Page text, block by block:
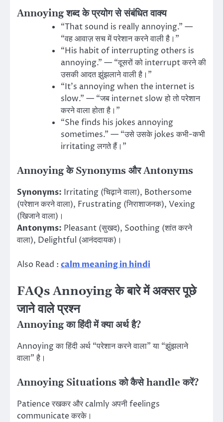
Annoying शब्द के प्रयोग से संबंधित वाक्य
“That sound is really annoying.” —
“वह आवाज़ सच में परेशान करने वाली है।”
“His habit of interrupting others is
annoying.” — “दूसरों को interrupt करने की
उसकी आदत झुंझलाने वाली है।”
“It’s annoying when the internet is
slow.” — “जब internet slow हो तो परेशान
करने वाला होता है।”
“She finds his jokes annoying
sometimes.” — “उसे उसके jokes कभी-कभी
irritating लगते हैं।”
Annoying के Synonyms और Antonyms
Synonyms: Irritating (चिढ़ाने वाला), Bothersome
(परेशान करने वाला), Frustrating (निराशाजनक), Vexing
(खिजाने वाला)।
Antonyms: Pleasant (सुखद), Soothing (शांत करने
वाला), Delightful (आनंददायक)।
Also Read : calm meaning in hindi
FAQs Annoying के बारे में अक्सर पूछे
जाने वाले प्रश्न
Annoying का हिंदी में क्या अर्थ है?
Annoying का हिंदी अर्थ “परेशान करने वाला” या “झुंझलाने
वाला” है।
Annoying Situations को कैसे handle करें?
Patience रखकर और calmly अपनी feelings
communicate करके।